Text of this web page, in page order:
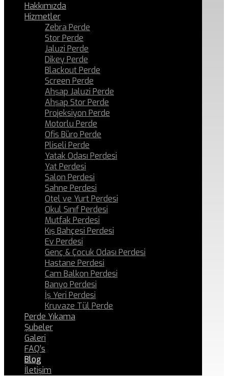
Hakkımızda
Hizmetler
Zebra Perde
Stor Perde
Jaluzi Perde
Dikey Perde
Blackout Perde
Screen Perde
Ahşap Jaluzi Perde
Ahşap Stor Perde
Projeksiyon Perde
Motorlu Perde
Ofis Büro Perde
Pliseli Perde
Yatak Odası Perdesi
Yat Perdesi
Salon Perdesi
Sahne Perdesi
Otel ve Yurt Perdesi
Okul Sınıf Perdesi
Mutfak Perdesi
Kış Bahçesi Perdesi
Ev Perdesi
Genç & Çocuk Odası Perdesi
Hastane Perdesi
Cam Balkon Perdesi
Banyo Perdesi
İş Yeri Perdesi
Kruvaze Tül Perde
Perde Yıkama
Şubeler
Galeri
FAQ’s
Blog
İletişim